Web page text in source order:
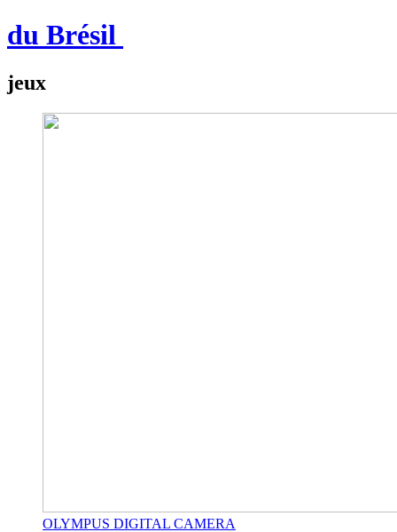
du Brésil
jeux
OLYMPUS DIGITAL CAMERA